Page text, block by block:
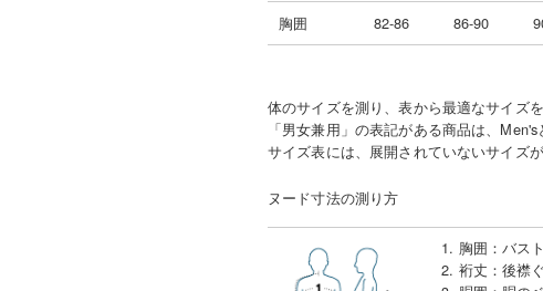
胸囲 82-86 86-90
体のサイズを測り、表から最適なサイズを
「男女兼用」の表記がある商品は、
サイズ表には、展開されていないサイズ
ヌード寸法の測り方
1. 胸囲 ：バス
2. 裄丈 ：後襟